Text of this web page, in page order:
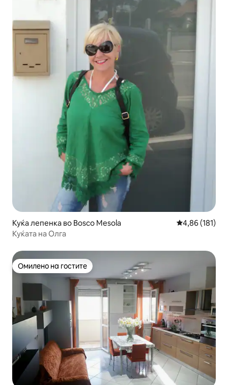
Куќа лепенка во Bosco Mesola Просечна
4,86 (181)
Куќата на Олга
Омилено на гостите
Омилено на гостите